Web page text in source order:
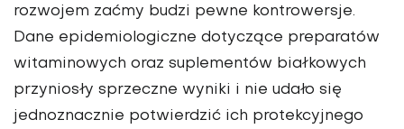
rozwojem zaćmy budzi pewne kon­trowersje.
Dane epidemio­logiczne dotyczące prepa­ratów
witaminowych oraz suplementów białkowych
przyniosły sprzeczne wyniki i nie udało się
jednoznacznie potwierdzić ich protekcyjnego